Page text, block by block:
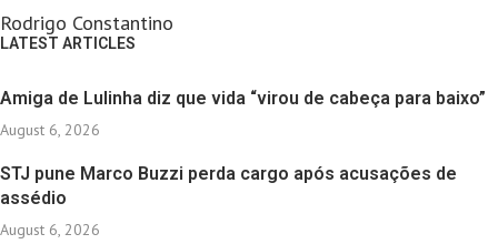
Rodrigo Constantino
LATEST ARTICLES
Amiga de Lulinha diz que vida “virou de cabeça para baixo”
August 6, 2026
STJ pune Marco Buzzi perda cargo após acusações de
assédio
August 6, 2026